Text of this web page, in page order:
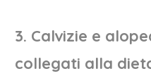
3. Calvizie e
collegati alla